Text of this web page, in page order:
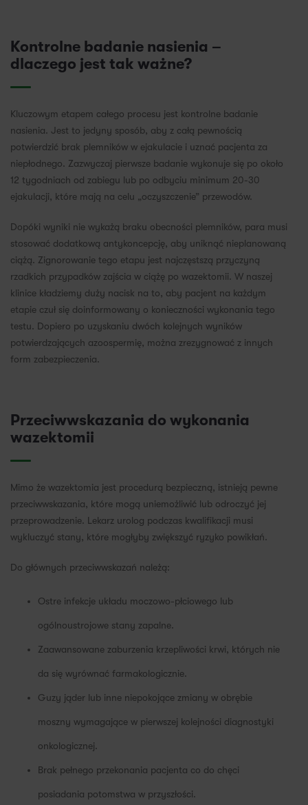
Kontrolne badanie nasienia –
dlaczego jest tak ważne?
Kluczowym etapem całego procesu jest kontrolne badanie
nasienia. Jest to jedyny sposób, aby z całą pewnością
potwierdzić brak plemników w ejakulacie i uznać pacjenta za
niepłodnego. Zazwyczaj pierwsze badanie wykonuje się po około
12 tygodniach od zabiegu lub po odbyciu minimum 20-30
ejakulacji, które mają na celu „oczyszczenie” przewodów.
Dopóki wyniki nie wykażą braku obecności plemników, para musi
stosować dodatkową antykoncepcję, aby uniknąć nieplanowaną
ciążą. Zignorowanie tego etapu jest najczęstszą przyczyną
rzadkich przypadków zajścia w ciążę po wazektomii. W naszej
klinice kładziemy duży nacisk na to, aby pacjent na każdym
etapie czuł się doinformowany o konieczności wykonania tego
testu. Dopiero po uzyskaniu dwóch kolejnych wyników
potwierdzających azoospermię, można zrezygnować z innych
form zabezpieczenia.
Przeciwwskazania do wykonania
wazektomii
Mimo że wazektomia jest procedurą bezpieczną, istnieją pewne
przeciwwskazania, które mogą uniemożliwić lub odroczyć jej
przeprowadzenie. Lekarz urolog podczas kwalifikacji musi
wykluczyć stany, które mogłyby zwiększyć ryzyko powikłań.
Do głównych przeciwwskazań należą:
Ostre infekcje układu moczowo-płciowego lub
ogólnoustrojowe stany zapalne.
Zaawansowane zaburzenia krzepliwości krwi, których nie
da się wyrównać farmakologicznie.
Guzy jąder lub inne niepokojące zmiany w obrębie
moszny wymagające w pierwszej kolejności diagnostyki
onkologicznej.
Brak pełnego przekonania pacjenta co do chęci
posiadania potomstwa w przyszłości.